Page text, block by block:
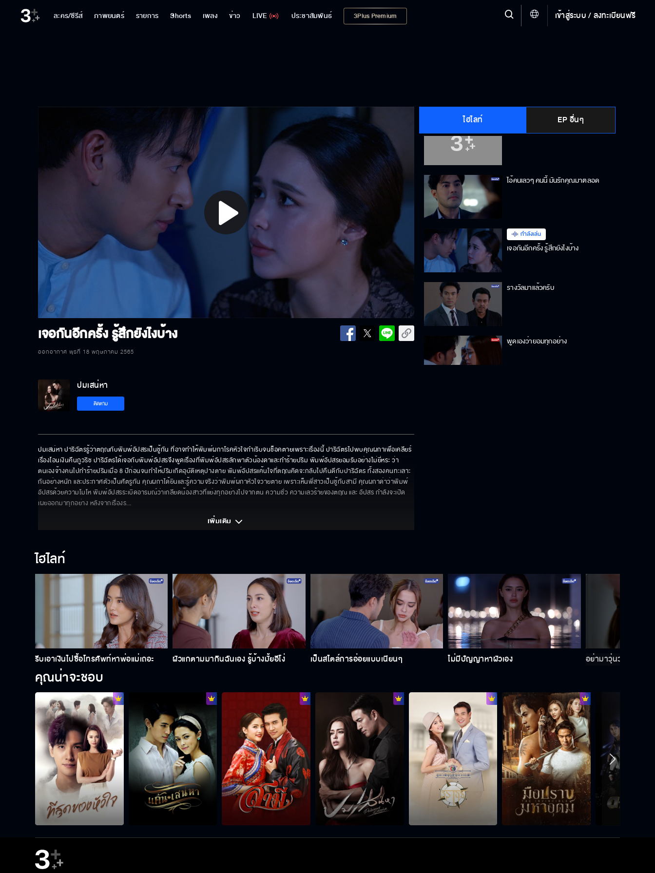
ละคร/ซีรีส์ ภาพยนตร์ รายการ Shorts เพลง ข่าว LIVE ประชาสัมพันธ์ 3Plus Premium เข้าสู่ระบบ / ลงทะเบียนฟรี
Play
เจอกันอีกครั้ง รู้สึกยังไงบ้าง
ออกอากาศ พุธที่ 18 พฤษภาคม 2565
ไฮไลท์ EP อื่นๆ
ถ้าไม่ใช่ลูกผม แล้วคุณไปยุ่งกับใครมา
คนอะไร เอาได้แม้กระทั่งผัวน้องตัวเอง
ไอ้คนเลวๆ คนนี้ มันรักคุณมาตลอด
กำลังเล่น
เจอกันอีกครั้ง รู้สึกยังไงบ้าง
รางวัลมาแล้วครับ
พูดเองว่ายอมทุกอย่าง
แค่นี้ก็ดีพอแล้ว
ยังกล้าพูดคำนี้อีกเหรอ
ขอโทษนะผมเลิกโง่แล้ว
Special Fin ปมเสน่หา
สะใจแล้วหรือยัง
ปมเสน่หา
ติดตาม
ปมเสน่หา ปาริฉัตรรู้ว่าตฤณกับพิมพ์อัปสรเป็นชู้กัน ที่อาจทำให้พิมพ์ผกาโรคหัวใจกำเริบจนช็อคตายเพราะเรื่องนี้ ปาริฉัตรไปพบคุณผกาเพื่อเคลียร์
เรื่องโอนเงินคืนภูวริช ปาริฉัตรได้เจอกับพิมพ์อัปสรจึงพูดเรื่องที่พิมพ์อัปสรลักพาตัวน้องดาและทำร้ายปริม พิมพ์อัปสรยอมรับอย่างไม่ยี่หระ ว่า
ตนเองจ้างคนไปทำร้ายปริมเมื่อ 8 ปีก่อนจนทำให้ปริมเกิดอุบัติเหตุปางตาย พิมพ์อัปสรแค้นใจที่ตฤณคิดจะกลับไปคืนดีกับปาริฉัตร ทั้งสองคนทะเลาะ
กันอย่างหนัก และประกาศตัวเป็นศัตรูกัน คุณผกาได้ยินและรู้ความจริงว่าพิมพ์ผกาหัวใจวายตาย เพราะเห็นพี่สาวเป็นชู้กับสามี คุณผกาด่าว่าพิมพ์
อัปสรด้วยความโมโห พิมพ์อัปสรระเบิดอารมณ์ว่าเกลียดน้องสาวที่แย่งทุกอย่างไปจากตน ความชั่ว ความเลวร้ายของตฤณ และ อัปสร กำลังจะเปิด
เผยออกมาทุกอย่าง หลังจากเรื่องร...
เพิ่มเติม
ไฮไลท์
รีบเอาเงินไปซื้อโทรศัพท์หาพ่อแม่เถอะ ผัวแกตามมากินฉันเอง รู้บ้างมั้ยอีโง่ เป็นสไตล์การอ่อยแบบเนียนๆ ไม่มีปัญญาหาผัวเอง อย่ามาวุ่นวายอีก ไม่
คุณน่าจะชอบ